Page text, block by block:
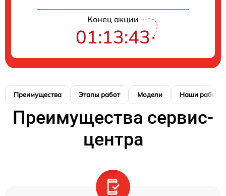
Конец акции
01:13:42
Преимущества Этапы работ Модели Наши работы
Преимущества сервис-
центра